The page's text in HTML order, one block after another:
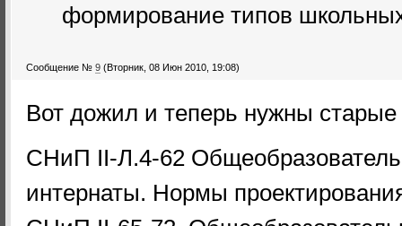
формирование типов
Сообщение № 9 (Вторник, 08 Июн 2010, 19:08)
Вот дожил и теперь нужны
СНиП II-Л.4-62
интернаты. Нормы